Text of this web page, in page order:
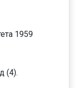
1959
(4).